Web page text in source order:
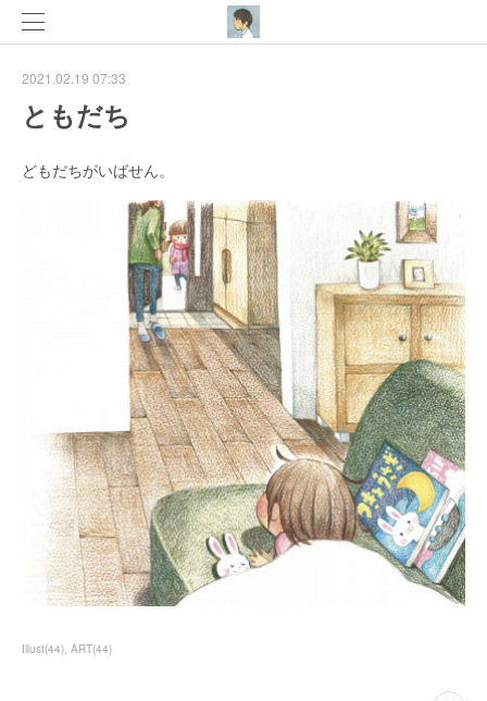
2021.02.19 07:33
ともだち
どもだちがいばせん。
Illust(44) ART(44)